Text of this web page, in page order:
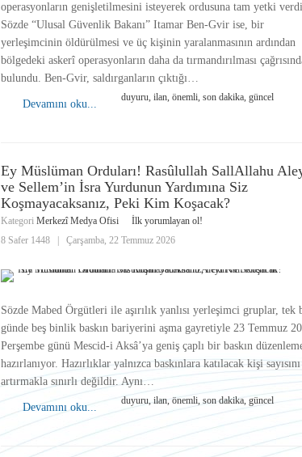
operasyonların genişletilmesini isteyerek ordusuna tam yetki
Sözde “Ulusal Güvenlik Bakanı” Itamar Ben-Gvir ise, bir
yerleşimcinin öldürülmesi ve üç kişinin yaralanmasının ardından
bölgedeki askerî operasyonların daha da tırmandırılması
bulundu. Ben-Gvir, saldırganların çıktığı…
Devamını oku...
duyuru, ilan, önemli, son dakika, güncel
Ey Müslüman Orduları! Rasûlullah SallAllahu
ve Sellem’in İsra Yurdunun Yardımına Siz
Koşmayacaksanız, Peki Kim Koşacak?
Kategori Merkezî Medya Ofisi
İlk yorumlayan ol!
8 Safer 1448
|Çarşamba, 22 Temmuz 2026
Sözde Mabed Örgütleri ile aşırılık yanlısı yerleşimci gruplar, tek
günde beş binlik baskın bariyerini aşma gayretiyle 23 Temmuz
Perşembe günü Mescid-i Aksâ’ya geniş çaplı bir baskın
hazırlanıyor. Hazırlıklar yalnızca baskınlara katılacak kişi sayısını
artırmakla sınırlı değildir. Aynı…
Devamını oku...
duyuru, ilan, önemli, son dakika, güncel